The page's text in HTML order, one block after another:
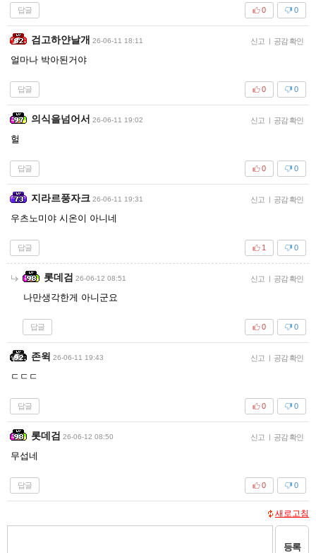
답글 0
0
검고하얀날개 26-06-11 18:11 신고 | 공감 확인
얼마나 박아된거야
답글 0
0
의식을넘어서 26-06-11 19:02 신고 | 공감 확인
헐
답글 0
0
지라르풍자크 26-06-11 19:31 신고 | 공감 확인
우츠노미야 시온이 아니네
답글 0
1
롯데검 26-06-12 08:51 신고 | 공감 확인
나만생각한게 아니군요
답글 0
0
존윅 26-06-11 19:43 신고 | 공감 확인
ㄷㄷㄷ
답글 0
0
롯데검 26-06-12 08:50 신고 | 공감 확인
무섭네
답글 0
0
새로고침
등록